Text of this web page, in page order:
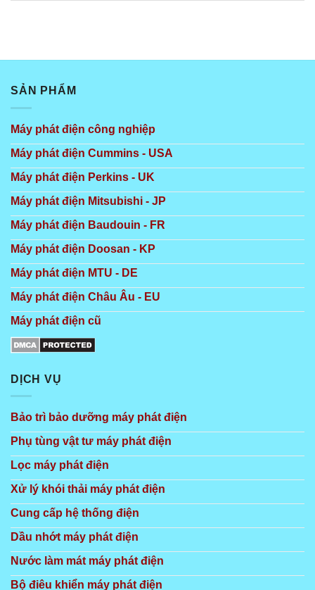
SẢN PHẨM
Máy phát điện công nghiệp
Máy phát điện Cummins - USA
Máy phát điện Perkins - UK
Máy phát điện Mitsubishi - JP
Máy phát điện Baudouin - FR
Máy phát điện Doosan - KP
Máy phát điện MTU - DE
Máy phát điện Châu Âu - EU
Máy phát điện cũ
DỊCH VỤ
Bảo trì bảo dưỡng máy phát điện
Phụ tùng vật tư máy phát điện
Lọc máy phát điện
Xử lý khói thải máy phát điện
Cung cấp hệ thống điện
Dầu nhớt máy phát điện
Nước làm mát máy phát điện
Bộ điêu khiển máy phát điện